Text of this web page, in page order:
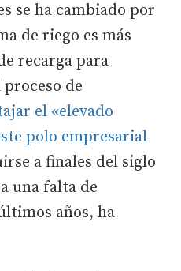
se ha cambiado por
de riego es más
recarga para
de
el «elevado
polo empresarial
a finales del siglo
una falta de
años, ha